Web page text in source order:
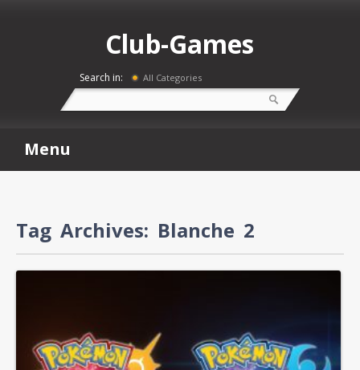
Club-Games
Search in: All Categories
Menu
Tag Archives: Blanche 2